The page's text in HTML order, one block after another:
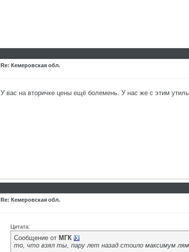
Re: Кемеровская обл.
У вас на вторичке цены ещё болемень. У нас же с этим
Re: Кемеровская обл.
Цитата:
Сообщение от МГК
то, что взял ты, пару лет назад стоило максимум